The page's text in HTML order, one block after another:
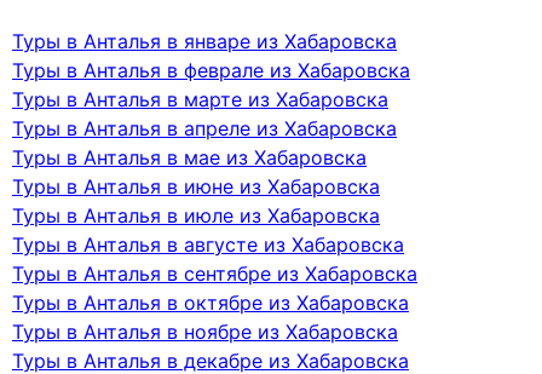
Туры в Анталья в январе из Хабаровска
Туры в Анталья в феврале из Хабаровска
Туры в Анталья в марте из Хабаровска
Туры в Анталья в апреле из Хабаровска
Туры в Анталья в мае из Хабаровска
Туры в Анталья в июне из Хабаровска
Туры в Анталья в июле из Хабаровска
Туры в Анталья в августе из Хабаровска
Туры в Анталья в сентябре из Хабаровска
Туры в Анталья в октябре из Хабаровска
Туры в Анталья в ноябре из Хабаровска
Туры в Анталья в декабре из Хабаровска